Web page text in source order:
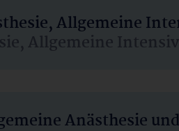
Allgemeine
Allgemeine
Anästhesie